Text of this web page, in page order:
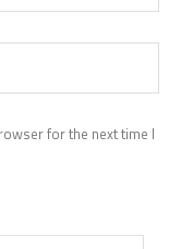
for the next time I